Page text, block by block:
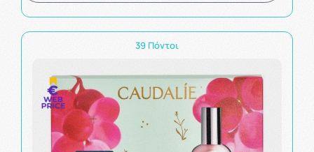
39 Πόντοι